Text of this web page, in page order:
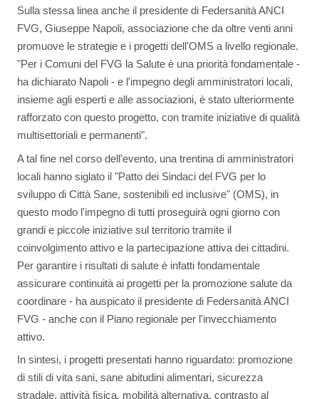
Sulla stessa linea anche il presidente di Federsanità ANCI
FVG, Giuseppe Napoli, associazione che da oltre venti anni
promuove le strategie e i progetti dell'OMS a livello regionale.
"Per i Comuni del FVG la Salute è una priorità fondamentale -
ha dichiarato Napoli - e l'impegno degli amministratori locali,
insieme agli esperti e alle associazioni, è stato ulteriormente
rafforzato con questo progetto, con tramite iniziative di qualità
multisettoriali e permanenti".
A tal fine nel corso dell'evento, una trentina di amministratori
locali hanno siglato il "Patto dei Sindaci del FVG per lo
sviluppo di Città Sane, sostenibili ed inclusive" (OMS), in
questo modo l'impegno di tutti proseguirà ogni giorno con
grandi e piccole iniziative sul territorio tramite il
coinvolgimento attivo e la partecipazione attiva dei cittadini.
Per garantire i risultati di salute è infatti fondamentale
assicurare continuità ai progetti per la promozione salute da
coordinare - ha auspicato il presidente di Federsanità ANCI
FVG - anche con il Piano regionale per l'invecchiamento
attivo.
In sintesi, i progetti presentati hanno riguardato: promozione
di stili di vita sani, sane abitudini alimentari, sicurezza
stradale, attività fisica, mobilità alternativa, contrasto al